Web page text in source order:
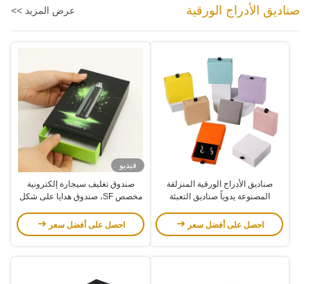
صناديق الأدراج الورقية عرض المزيد >>
صناديق الأدراج الورقية المنزلقة
المصنوعة يدوياً صناديق التعبئة
مقبض
احصل على أفضل سعر
فيديو
صندوق تغليف سيجارة إلكترونية
مخصص SF، صندوق هدايا على شكل
احصل على أفضل سعر